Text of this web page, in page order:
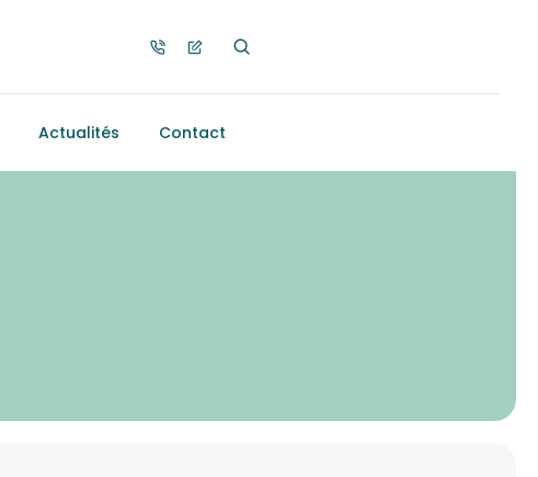
Actualités Contact